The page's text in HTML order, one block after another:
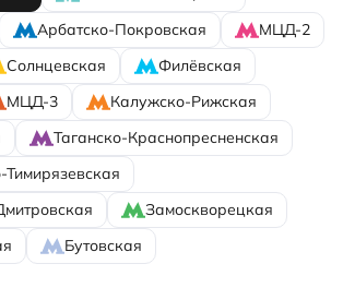
Арбатско-Покровская
МЦД-2
Солнцевская
Филёвская
МЦД-3
Калужско-Рижская
Таганско-Краснопресненская
Замоскворецкая
Бутовская